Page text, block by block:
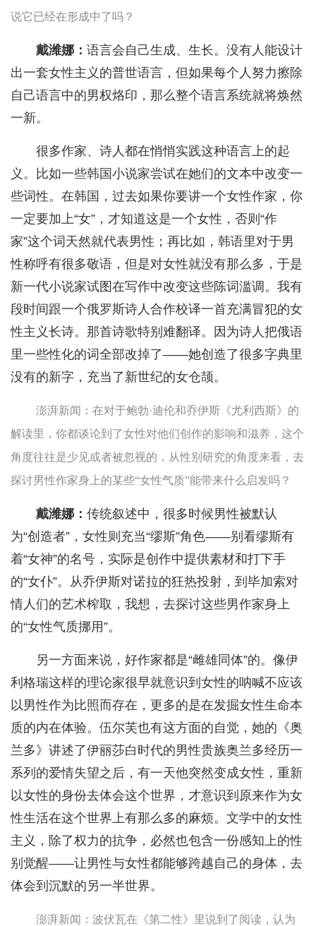
说它已经在形成中了吗？
戴潍娜： 语言会自己生成、生长。没有人能设计
出一套女性主义的普世语言，但如果每个人努力擦除
自己语言中的男权烙印，那么整个语言系统就将焕然
一新。
很多作家、诗人都在悄悄实践这种语言上的起
义。比如一些韩国小说家尝试在她们的文本中改变一
些词性。在韩国，过去如果你要讲一个女性作家，你
一定要加上“女”，才知道这是一个女性，否则“作
家”这个词天然就代表男性；再比如，韩语里对于男
性称呼有很多敬语，但是对女性就没有那么多，于是
新一代小说家试图在写作中改变这些陈词滥调。我有
段时间跟一个俄罗斯诗人合作校译一首充满冒犯的女
性主义长诗。那首诗歌特别难翻译。因为诗人把俄语
里一些性化的词全部改掉了——她创造了很多字典里
没有的新字，充当了新世纪的女仓颉。
澎湃新闻：在对于鲍勃·迪伦和乔伊斯《尤利西斯》的
解读里，你都谈论到了女性对他们创作的影响和滋养，这个
角度往往是少见或者被忽视的，从性别研究的角度来看，去
探讨男性作家身上的某些“女性气质”能带来什么启发吗？
戴潍娜： 传统叙述中，很多时候男性被默认
为“创造者”，女性则充当“缪斯”角色——别看缪斯有
着“女神”的名号，实际是创作中提供素材和打下手
的“女仆”。从乔伊斯对诺拉的狂热投射，到毕加索对
情人们的艺术榨取，我想，去探讨这些男作家身上
的“女性气质挪用”。
另一方面来说，好作家都是“雌雄同体”的。像伊
利格瑞这样的理论家很早就意识到女性的呐喊不应该
以男性作为比照而存在，更多的是在发掘女性生命本
质的内在体验。伍尔芙也有这方面的自觉，她的《奥
兰多》讲述了伊丽莎白时代的男性贵族奥兰多经历一
系列的爱情失望之后，有一天他突然变成女性，重新
以女性的身份去体会这个世界，才意识到原来作为女
性生活在这个世界上有那么多的麻烦。文学中的女性
主义，除了权力的抗争，必然也包含一份感知上的性
别觉醒——让男性与女性都能够跨越自己的身体，去
体会到沉默的另一半世界。
澎湃新闻：波伏瓦在《第二性》里说到了阅读，认为